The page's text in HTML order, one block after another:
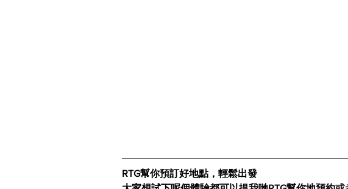
RTG幫你預訂好地點，輕鬆出發